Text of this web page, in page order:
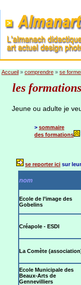
Accueil » comprendre » se
les
Jeune ou adulte je
> sommaire
des formations
se reporter ici sur
nom
Ecole de l’image des
Gobelins
Créapole - ESDI
La Comète
Ecole Municipale des
Beaux-Arts de
Gennevilliers